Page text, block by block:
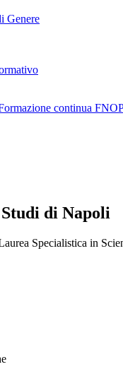
Genere
continua
di Napoli
Specialistica in